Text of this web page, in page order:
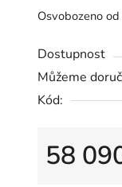
Osvobozeno
Dostupnost
Můžeme
Kód:
58